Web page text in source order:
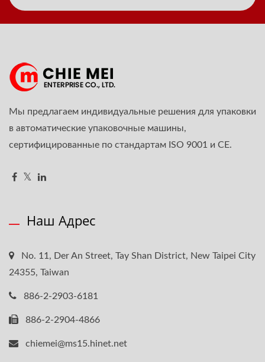
Мы предлагаем индивидуальные решения для упаковки
в автоматические упаковочные машины,
сертифицированные по стандартам ISO 9001 и CE.
Наш Адрес
No. 11, Der An Street, Tay Shan District, New Taipei City
24355, Taiwan
886-2-2903-6181
886-2-2904-4866
chiemei@ms15.hinet.net